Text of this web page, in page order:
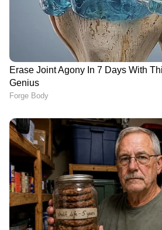
അടിസ്ഥാന മോഡലിന്റെ വില
യുവാനുമാണ്. അതേസമയം
ഉൾപ്പെടെയുള്ള ആഗോള
ഈ ഫോണുകളുടെ ലോഞ്ച്
ഇതുവരെ ഔദ്യോഗിക
നടത്തിയിട്ടില്ല.